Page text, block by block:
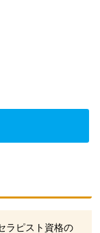
ラピスト資格の